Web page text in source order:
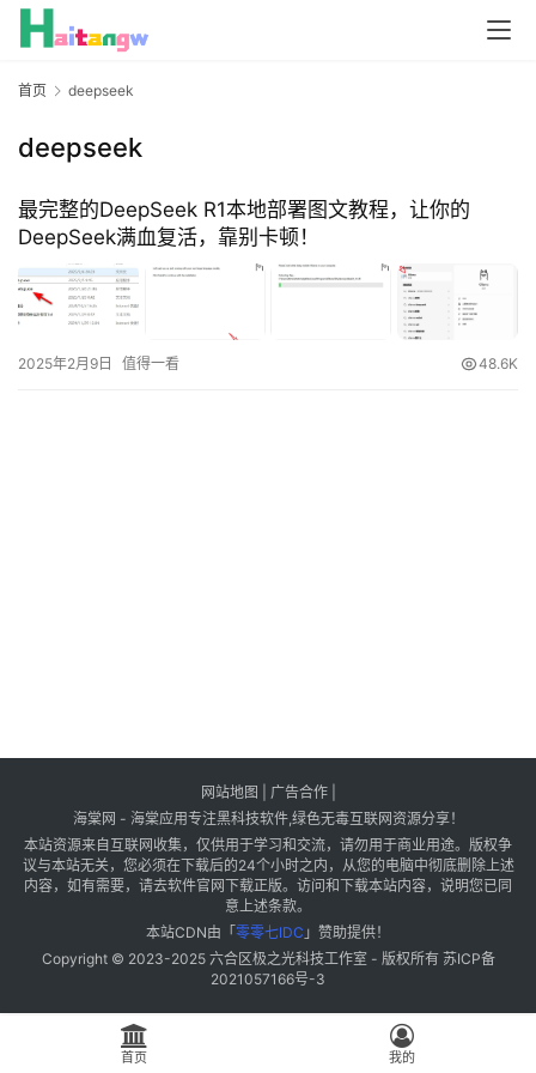
首页 deepseek
deepseek
最完整的DeepSeek R1本地部署图文教程，让你的
DeepSeek满血复活，靠别卡顿！
2025年2月9日 值得一看 48.6K
网站地图 广告合作|
海棠网 - 海棠应用专注黑科技软件,绿色无毒互联网资源分享！
本站资源来自互联网收集，仅供用于学习和交流，请勿用于商业用途。版权争
议与本站无关，您必须在下载后的24个小时之内，从您的电脑中彻底删除上述
内容，如有需要，请去软件官网下载正版。访问和下载本站内容，说明您已同
意上述条款。
本站CDN由「 零零七IDC 」赞助提供！
Copyright © 2023-2025 六合区极之光科技工作室 - 版权所有 苏ICP备
2021057166号-3
首页 我的